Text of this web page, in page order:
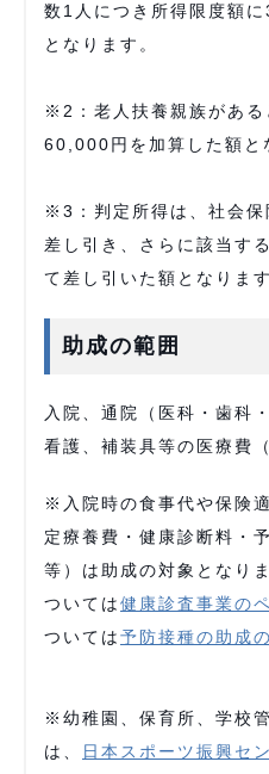
数1人につき所得限度額
となります。
※2：老人扶養親族がある
60,000円を加算した額と
※3：判定所得は、社会
差し引き、さらに該当す
て差し引いた額となります
助成の範囲
入院、通院（医科・歯科
看護、補装具等の医療費
※入院時の食事代や保険
定療養費・健康診断料・
等）は助成の対象となり
ついては健康診査事業の
ついては予防接種の助成
※幼稚園、保育所、学校
は、
日本スポーツ振興セ